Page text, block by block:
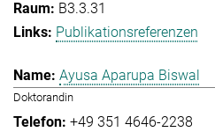
B3.3.31
Publikationsreferenzen
Ayusa Aparupa Biswal
Doktorandin
+49 351 4646-2238